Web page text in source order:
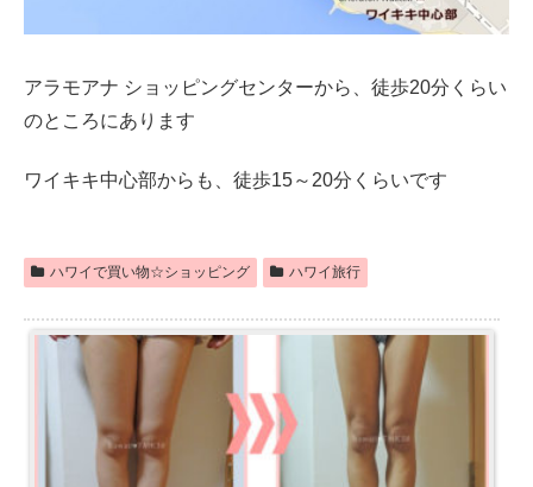
アラモアナ ショッピングセンターから、徒歩20分くらい
のところにあります
ワイキキ中心部からも、徒歩15～20分くらいです
ハワイで買い物☆ショッピング ハワイ旅行